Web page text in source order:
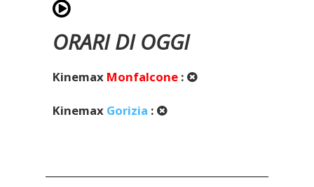
ORARI DI OGGI
Kinemax Monfalcone :
Kinemax Gorizia :